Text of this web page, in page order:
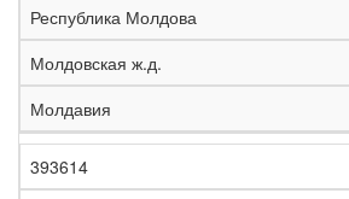
Республика Молдова
Молдовская ж.д.
Молдавия
393614